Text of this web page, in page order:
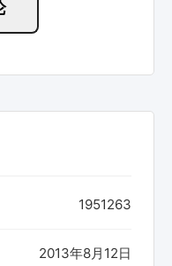
1951263
2013年8月12日